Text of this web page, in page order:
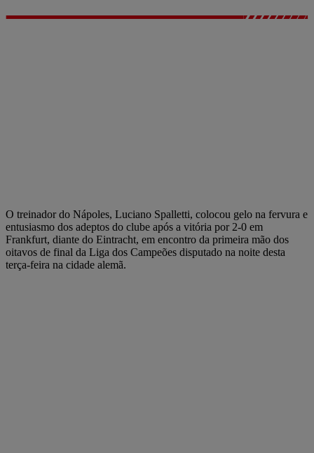
O treinador do Nápoles, Luciano Spalletti, colocou gelo na fervura e
entusiasmo dos adeptos do clube após a vitória por 2-0 em
Frankfurt, diante do Eintracht, em encontro da primeira mão dos
oitavos de final da Liga dos Campeões disputado na noite desta
terça-feira na cidade alemã.